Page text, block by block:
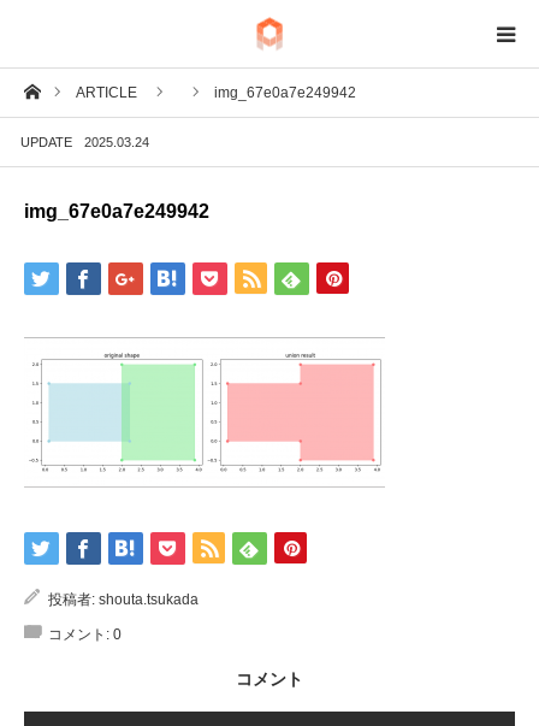
ホームARTICLE img_67e0a7e249942
UPDATE 2025.03.24
img_67e0a7e249942
投稿者: shouta.tsukada
コメント: 0
コメント
BIM
IoT